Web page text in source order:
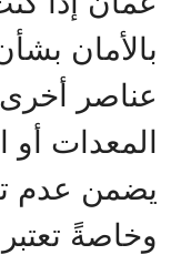
بالأمان
عناصر أخرى
المعدات أو
يضمن عدم
وخاصةً